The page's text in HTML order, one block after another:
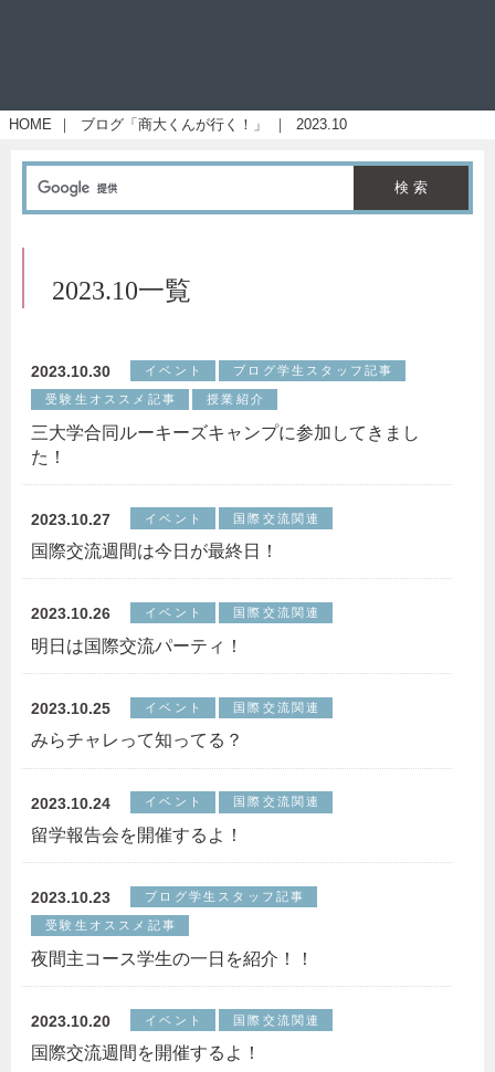
HOME ｜ ブログ「商大くんが行く！」 ｜ 2023.10
2023.10一覧
2023.10.30 イベント ブログ学生スタッフ記事
受験生オススメ記事 授業紹介
三大学合同ルーキーズキャンプに参加してきまし
た！
2023.10.27 イベント 国際交流関連
国際交流週間は今日が最終日！
2023.10.26 イベント 国際交流関連
明日は国際交流パーティ！
2023.10.25 イベント 国際交流関連
みらチャレって知ってる？
2023.10.24 イベント 国際交流関連
留学報告会を開催するよ！
2023.10.23 ブログ学生スタッフ記事
受験生オススメ記事
夜間主コース学生の一日を紹介！！
2023.10.20 イベント 国際交流関連
国際交流週間を開催するよ！